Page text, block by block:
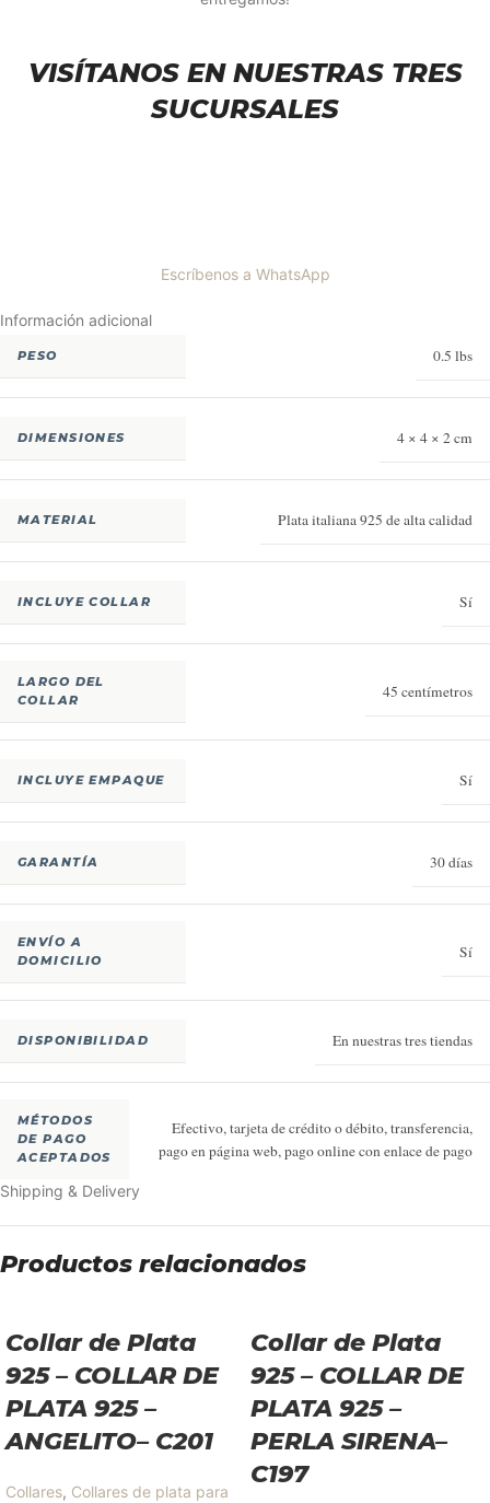
VISÍTANOS EN NUESTRAS TRES
SUCURSALES
Escríbenos a WhatsApp
Información adicional
PESO 0.5 lbs
DIMENSIONES 4 × 4 × 2 cm
MATERIAL Plata italiana 925 de alta calidad
INCLUYE COLLAR Sí
LARGO DEL
COLLAR
45 centímetros
INCLUYE EMPAQUE Sí
GARANTÍA 30 días
ENVÍO A
DOMICILIO
Sí
DISPONIBILIDAD En nuestras tres tiendas
MÉTODOS
DE PAGO
ACEPTADOS
Efectivo, tarjeta de crédito o débito, transferencia,
pago en página web, pago online con enlace de pago
Shipping & Delivery
Productos relacionados
Collar de Plata
925 – COLLAR DE
PLATA 925 –
ANGELITO– C201
Collares, Collares de plata para
Collar de Plata
925 – COLLAR DE
PLATA 925 –
PERLA SIRENA–
C197